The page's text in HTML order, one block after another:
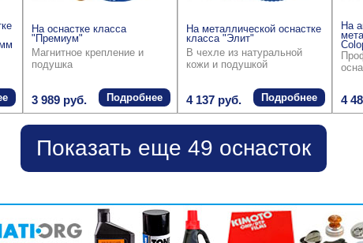
На оснастке класса
"Премиум"
Магнитное крепление и
подушка
3 989 руб. Подробнее
На металлической оснастке
класса "Элит"
В чехле из натуральной
кожи и подушкой
4 137 руб. Подробнее
На
4
Показать еще 49 оснасток